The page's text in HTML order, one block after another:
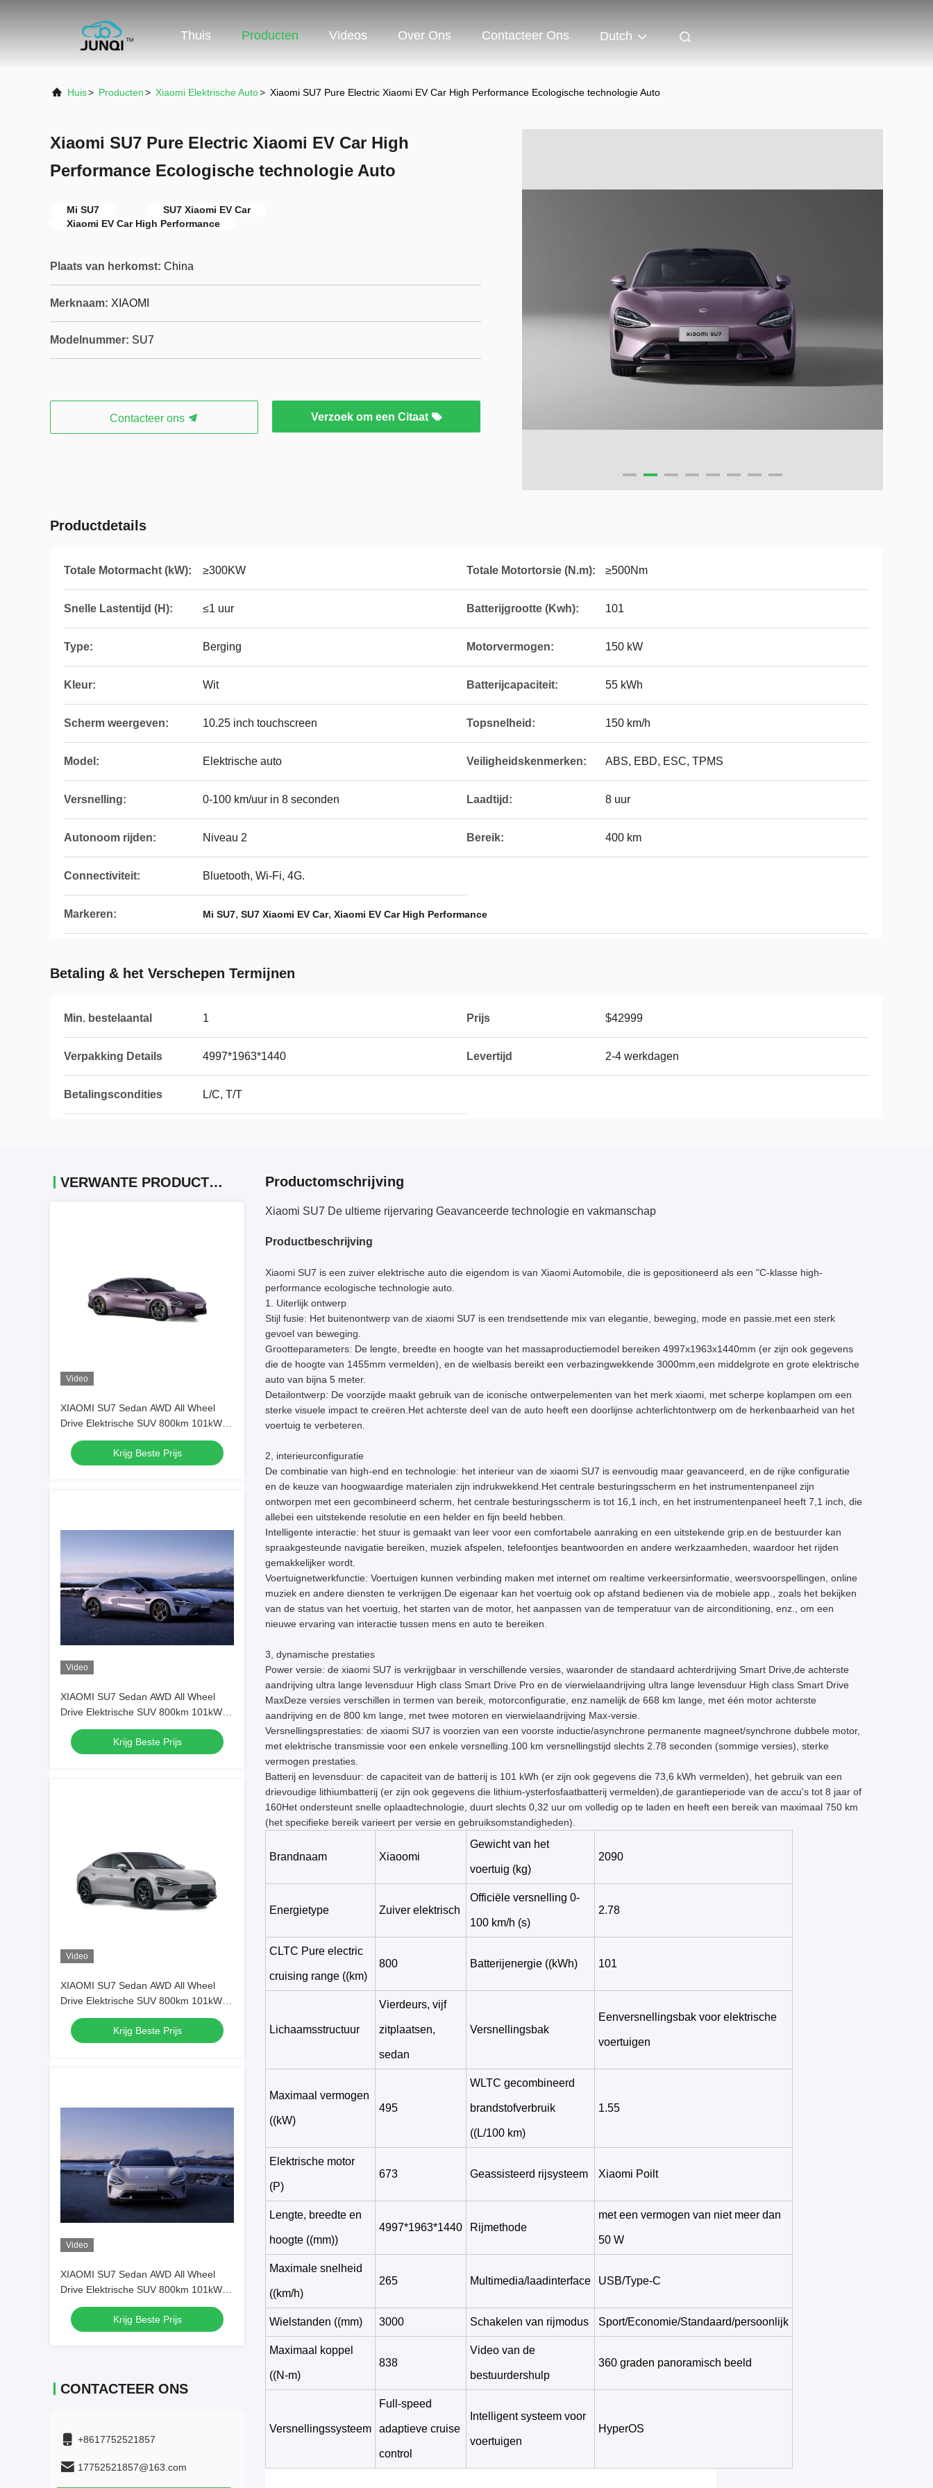
Thuis Producten Videos Over Ons Contacteer Ons Dutch
Huis> Producten> Xiaomi Elektrische Auto> Xiaomi SU7 Pure Electric Xiaomi EV Car High Performance Ecologische technologie Auto
Xiaomi SU7 Pure Electric Xiaomi EV Car High
Performance Ecologische technologie Auto
Mi SU7
SU7 Xiaomi EV Car
Xiaomi EV Car High Performance
Plaats van herkomst: China
Merknaam: XIAOMI
Modelnummer: SU7
Contacteer ons Verzoek om een Citaat
Productdetails
Totale Motormacht (kW): ≥300KW Totale Motortorsie (N.m): ≥500Nm
Snelle Lastentijd (H): ≤1 uur Batterijgrootte (Kwh): 101
Type: Berging Motorvermogen: 150 kW
Kleur: Wit Batterijcapaciteit: 55 kWh
Scherm weergeven: 10.25 inch touchscreen Topsnelheid: 150 km/h
Model: Elektrische auto Veiligheidskenmerken: ABS, EBD, ESC, TPMS
Versnelling: 0-100 km/uur in 8 seconden Laadtijd: 8 uur
Autonoom rijden: Niveau 2 Bereik: 400 km
Connectiviteit: Bluetooth, Wi-Fi, 4G.
Markeren: Mi SU7, SU7 Xiaomi EV Car, Xiaomi EV Car High Performance
Betaling & het Verschepen Termijnen
Min. bestelaantal 1 Prijs $42999
Verpakking Details 4997*1963*1440 Levertijd 2-4 werkdagen
Betalingscondities L/C, T/T
VERWANTE PRODUCTEN
Video
XIAOMI SU7 Sedan AWD All Wheel
Drive Elektrische SUV 800km 101kWh
PS 495kw/838nm R19
Krijg Beste Prijs
Video
XIAOMI SU7 Sedan AWD All Wheel
Drive Elektrische SUV 800km 101kWh
PS 495kw/838nm R19
Krijg Beste Prijs
Video
XIAOMI SU7 Sedan AWD All Wheel
Drive Elektrische SUV 800km 101kWh
PS 495kw/838nm R19
Krijg Beste Prijs
Video
XIAOMI SU7 Sedan AWD All Wheel
Drive Elektrische SUV 800km 101kWh
PS 495kw/838nm R19
Krijg Beste Prijs
CONTACTEER ONS
+8617752521857
17752521857@163.com
Productomschrijving
Xiaomi SU7 De ultieme rijervaring Geavanceerde technologie en vakmanschap
Productbeschrijving
Xiaomi SU7 is een zuiver elektrische auto die eigendom is van Xiaomi Automobile, die is gepositioneerd als een "C-klasse high-
performance ecologische technologie auto.
1. Uiterlijk ontwerp
Stijl fusie: Het buitenontwerp van de xiaomi SU7 is een trendsettende mix van elegantie, beweging, mode en passie.met een sterk
gevoel van beweging.
Grootteparameters: De lengte, breedte en hoogte van het massaproductiemodel bereiken 4997x1963x1440mm (er zijn ook gegevens
die de hoogte van 1455mm vermelden), en de wielbasis bereikt een verbazingwekkende 3000mm,een middelgrote en grote elektrische
auto van bijna 5 meter.
Detailontwerp: De voorzijde maakt gebruik van de iconische ontwerpelementen van het merk xiaomi, met scherpe koplampen om een
sterke visuele impact te creëren.Het achterste deel van de auto heeft een doorlijnse achterlichtontwerp om de herkenbaarheid van het
voertuig te verbeteren.
2, interieurconfiguratie
De combinatie van high-end en technologie: het interieur van de xiaomi SU7 is eenvoudig maar geavanceerd, en de rijke configuratie
en de keuze van hoogwaardige materialen zijn indrukwekkend.Het centrale besturingsscherm en het instrumentenpaneel zijn
ontworpen met een gecombineerd scherm, het centrale besturingsscherm is tot 16,1 inch, en het instrumentenpaneel heeft 7,1 inch, die
allebei een uitstekende resolutie en een helder en fijn beeld hebben.
Intelligente interactie: het stuur is gemaakt van leer voor een comfortabele aanraking en een uitstekende grip.en de bestuurder kan
spraakgesteunde navigatie bereiken, muziek afspelen, telefoontjes beantwoorden en andere werkzaamheden, waardoor het rijden
gemakkelijker wordt.
Voertuignetwerkfunctie: Voertuigen kunnen verbinding maken met internet om realtime verkeersinformatie, weersvoorspellingen, online
muziek en andere diensten te verkrijgen.De eigenaar kan het voertuig ook op afstand bedienen via de mobiele app., zoals het bekijken
van de status van het voertuig, het starten van de motor, het aanpassen van de temperatuur van de airconditioning, enz., om een
nieuwe ervaring van interactie tussen mens en auto te bereiken.
3, dynamische prestaties
Power versie: de xiaomi SU7 is verkrijgbaar in verschillende versies, waaronder de standaard achterdrijving Smart Drive,de achterste
aandrijving ultra lange levensduur High class Smart Drive Pro en de vierwielaandrijving ultra lange levensduur High class Smart Drive
MaxDeze versies verschillen in termen van bereik, motorconfiguratie, enz.namelijk de 668 km lange, met één motor achterste
aandrijving en de 800 km lange, met twee motoren en vierwielaandrijving Max-versie.
Versnellingsprestaties: de xiaomi SU7 is voorzien van een voorste inductie/asynchrone permanente magneet/synchrone dubbele motor,
met elektrische transmissie voor een enkele versnelling.100 km versnellingstijd slechts 2.78 seconden (sommige versies), sterke
vermogen prestaties.
Batterij en levensduur: de capaciteit van de batterij is 101 kWh (er zijn ook gegevens die 73,6 kWh vermelden), het gebruik van een
drievoudige lithiumbatterij (er zijn ook gegevens die lithium-ysterfosfaatbatterij vermelden),de garantieperiode van de accu's tot 8 jaar of
160Het ondersteunt snelle oplaadtechnologie, duurt slechts 0,32 uur om volledig op te laden en heeft een bereik van maximaal 750 km
(het specifieke bereik varieert per versie en gebruiksomstandigheden).
Brandnaam Xiaoomi
Gewicht van het
voertuig (kg)
2090
Energietype Zuiver elektrisch
Officiële versnelling 0-
100 km/h (s)
2.78
CLTC Pure electric
cruising range ((km)
800 Batterijenergie ((kWh) 101
Lichaamsstructuur
Vierdeurs, vijf
zitplaatsen,
sedan
Versnellingsbak
Eenversnellingsbak voor elektrische
voertuigen
Maximaal vermogen
((kW)
495
WLTC gecombineerd
brandstofverbruik
((L/100 km)
1.55
Elektrische motor
(P)
673 Geassisteerd rijsysteem Xiaomi Poilt
Lengte, breedte en
hoogte ((mm))
4997*1963*1440 Rijmethode
met een vermogen van niet meer dan
50 W
Maximale snelheid
((km/h)
265 Multimedia/laadinterface USB/Type-C
Wielstanden ((mm) 3000 Schakelen van rijmodus Sport/Economie/Standaard/persoonlijk
Maximaal koppel
((N-m)
838
Video van de
bestuurdershulp
360 graden panoramisch beeld
Versnellingssysteem
Full-speed
adaptieve cruise
control
Intelligent systeem voor
voertuigen
HyperOS